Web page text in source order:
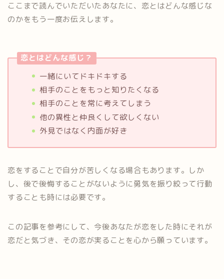
ここまで読んでいただいたあなたに、恋とはどんな感じな
のかをもう一度お伝えします。
恋とはどんな感じ？
一緒にいてドキドキする
相手のことをもっと知りたくなる
相手のことを常に考えてしまう
他の異性と仲良くして欲しくない
外見ではなく内面が好き
恋をすることで自分が苦しくなる場合もあります。しか
し、後で後悔することがないように勇気を振り絞って行動
することも時には必要です。
この記事を参考にして、今後あなたが恋をした時にそれが
恋だと気づき、その恋が実ることを心から願っています。